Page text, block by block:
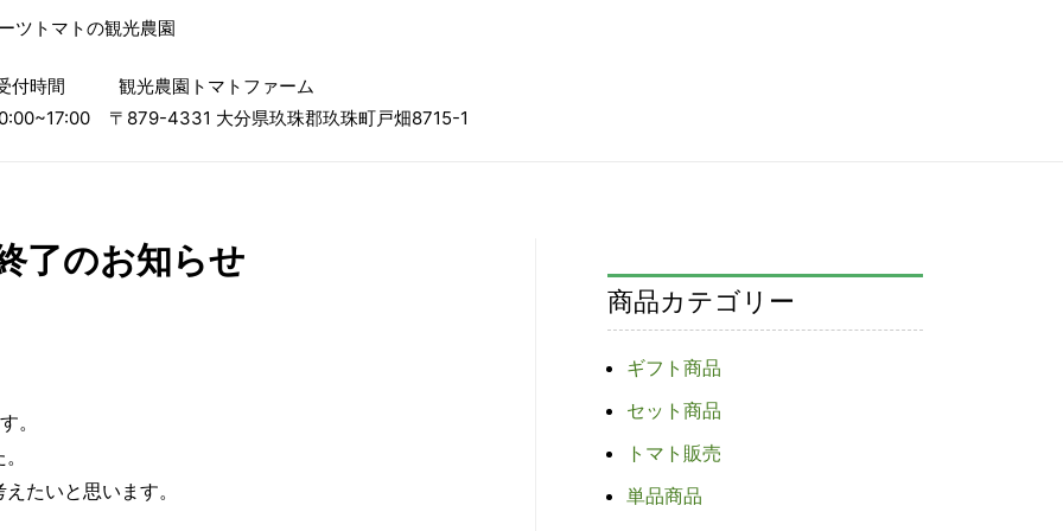
ツトマトの観光農園
付時間
観光農園トマトファーム
〒879-4331 大分県玖珠郡玖珠町戸畑8715-1
了のお知らせ
。
たいと思います。
商品カテゴリー
ギフト商品
セット商品
トマト販売
単品商品